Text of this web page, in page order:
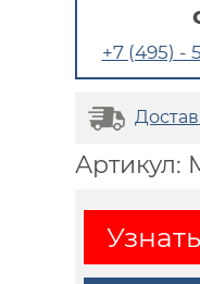
+7 (495) -
Артикул: